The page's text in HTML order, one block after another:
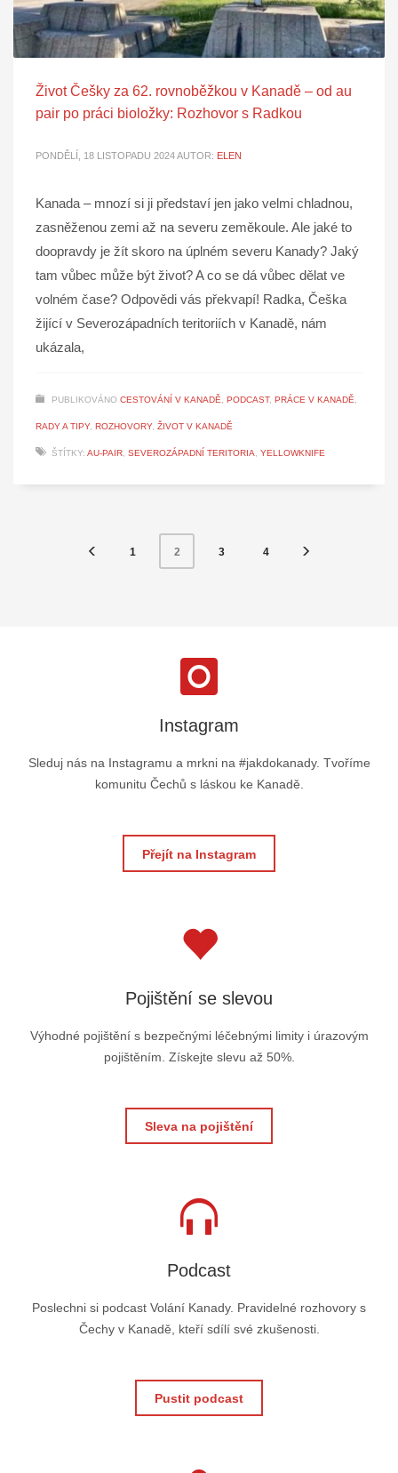
Život Češky za 62. rovnoběžkou v Kanadě – od au
pair po práci bioložky: Rozhovor s Radkou
PONDĚLÍ, 18 LISTOPADU 2024AUTOR: ELEN
Kanada – mnozí si ji představí jen jako velmi chladnou,
zasněženou zemi až na severu zeměkoule. Ale jaké to
doopravdy je žít skoro na úplném severu Kanady? Jaký
tam vůbec může být život? A co se dá vůbec dělat ve
volném čase? Odpovědi vás překvapí! Radka, Češka
žijící v Severozápadních teritoriích v Kanadě, nám
ukázala,
PUBLIKOVÁNO CESTOVÁNÍ V KANADĚ, PODCAST, PRÁCE V KANADĚ,
RADY A TIPY, ROZHOVORY, ŽIVOT V KANADĚ
ŠTÍTKY: AU-PAIR, SEVEROZÁPADNÍ TERITORIA, YELLOWKNIFE
1 2 3 4
Instagram
Sleduj nás na Instagramu a mrkni na #jakdokanady. Tvoříme
komunitu Čechů s láskou ke Kanadě.
Přejít na Instagram
Pojištění se slevou
Výhodné pojištění s bezpečnými léčebnými limity i úrazovým
pojištěním. Získejte slevu až 50%.
Sleva na pojištění
Podcast
Poslechni si podcast Volání Kanady. Pravidelné rozhovory s
Čechy v Kanadě, kteří sdílí své zkušenosti.
Pustit podcast